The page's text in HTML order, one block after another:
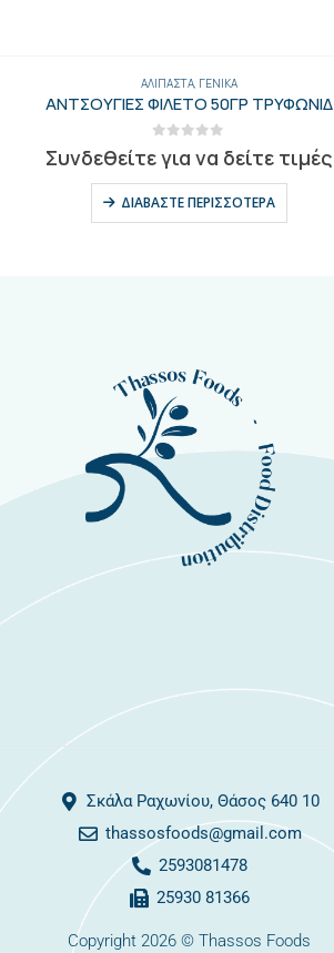
ΑΛΊΠΑΣΤΑ, ΓΕΝΙΚΑ
ΑΝΤΣΟΥΓΙΕΣ ΦΙΛΕΤΟ 50ΓΡ ΤΡΥΦΩΝΙΔ
Συνδεθείτε για να δείτε τιμές
ΔΙΑΒΆΣΤΕ ΠΕΡΙΣΣΌΤΕΡΑ
Σκάλα Ραχωνίου, Θάσος 640 10
thassosfoods@gmail.com
2593081478
25930 81366
Copyright 2026 © Thassos Foods